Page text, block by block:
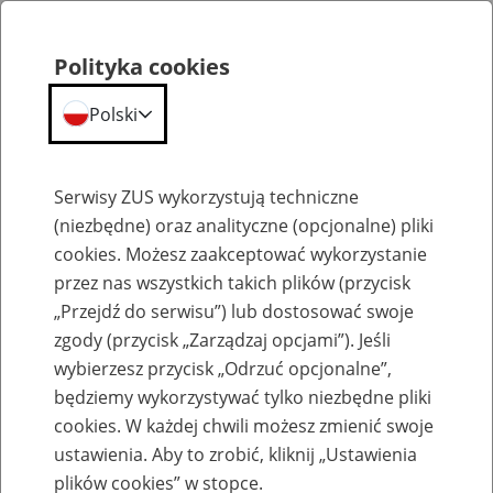
Emerytury
Baza zlikwidowanych lub
przekształconych zakładów pracy
Polityka cookies
Polski
Serwisy ZUS wykorzystują techniczne
(niezbędne) oraz analityczne (opcjonalne) pliki
cookies. Możesz zaakceptować wykorzystanie
przez nas wszystkich takich plików (przycisk
„Przejdź do serwisu”) lub dostosować swoje
zgody (przycisk „Zarządzaj opcjami”). Jeśli
wybierzesz przycisk „Odrzuć opcjonalne”,
będziemy wykorzystywać tylko niezbędne pliki
cookies. W każdej chwili możesz zmienić swoje
ustawienia. Aby to zrobić, kliknij „Ustawienia
plików cookies” w stopce.